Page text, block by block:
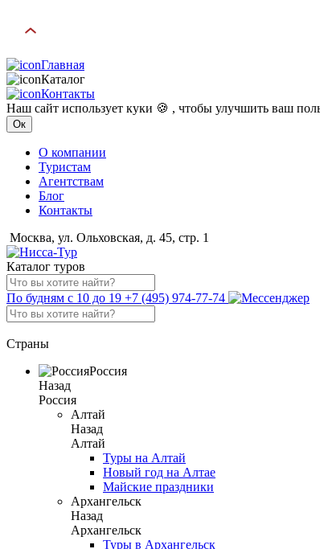
Главная
Каталог
Контакты
Наш сайт использует куки 🍪 , чтобы улучшить ваш
Ок
О компании
Туристам
Агентствам
Блог
Контакты
Москва, ул. Ольховская, д. 45, стр. 1
Каталог туров
По будням с 10 до 19 +7 (495) 974-77-74
Страны
Россия
Назад
Россия
Алтай
Назад
Алтай
Туры на Алтай
Новый год на Алтае
Майские праздники
Архангельск
Назад
Архангельск
Туры в Архангельск